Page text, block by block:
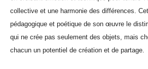
collective et une harmonie des différences.
pédagogique et poétique de son œuvre le
qui ne crée pas seulement des objets, mais
chacun un potentiel de création et de partage.